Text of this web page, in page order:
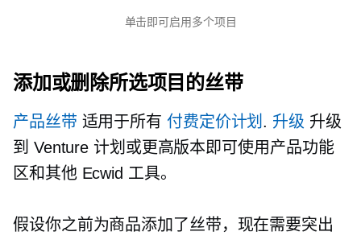
单击即可启用多个项目
添加或删除所选项目的丝带
产品丝带 适用于所有 付费定价计划 . 升级 升级
到 Venture 计划或更高版本即可使用产品功能
区和其他 Ecwid 工具。
假设你之前为商品添加了丝带，现在需要突出